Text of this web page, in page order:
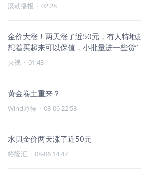
滚动播报 · 02:28
金价大涨！两天涨了近50元，有人特地
想着买起来可以保值，小批量进一些货”
央视 · 01:43
黄金卷土重来？
Wind万得 · 08-06 22:58
水贝金价两天涨了近50元
格隆汇 · 08-06 14:47